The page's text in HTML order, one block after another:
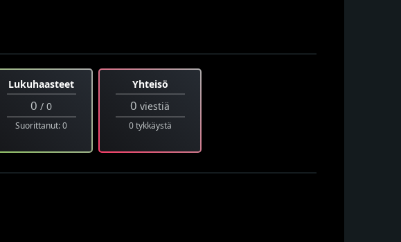
Lukuhaasteet
0 / 0
Suorittanut: 0
Yhteisö
0 viestiä
0 tykkäystä